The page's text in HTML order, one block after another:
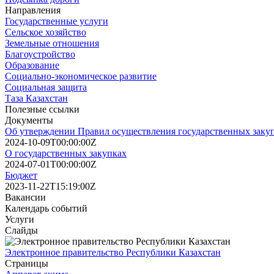
Направления
Государственные услуги
Сельское хозяйство
Земельные отношения
Благоустройство
Образование
Социально-экономическое развитие
Социальная защита
Таза Казахстан
Полезные ссылки
Документы
Об утверждении Правил осуществления государственных
2024-10-09T00:00:00Z
О государственных закупках
2024-07-01T00:00:00Z
Бюджет
2023-11-22T15:19:00Z
Вакансии
Календарь событий
Услуги
Слайды
Электронное правительство Республики Казахстан
Страницы